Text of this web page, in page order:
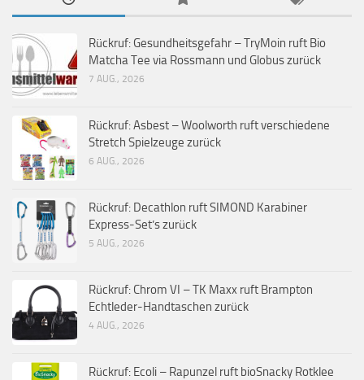
Rückruf: Gesundheitsgefahr – TryMoin ruft Bio
Matcha Tee via Rossmann und Globus zurück
7 AUG., 2026
Rückruf: Asbest – Woolworth ruft verschiedene
Stretch Spielzeuge zurück
6 AUG., 2026
Rückruf: Decathlon ruft SIMOND Karabiner
Express-Set’s zurück
5 AUG., 2026
Rückruf: Chrom VI – TK Maxx ruft Brampton
Echtleder-Handtaschen zurück
4 AUG., 2026
Rückruf: Ecoli – Rapunzel ruft bioSnacky Rotklee